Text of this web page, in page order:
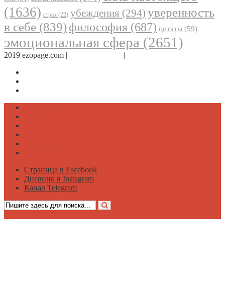
(1636) страх (22) убеждения (294) уверенность
в себе (839) философия (687) цитаты (59)
эмоциональная сфера (2651)
2019 ezopage.com | |
Страница в Facebook
Дневник в Instagram
Канал Telegram